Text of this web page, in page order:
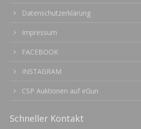
Datenschutzerklärung
Impressum
FACEBOOK
INSTAGRAM
CSP Auktionen auf eGun
Schneller Kontakt